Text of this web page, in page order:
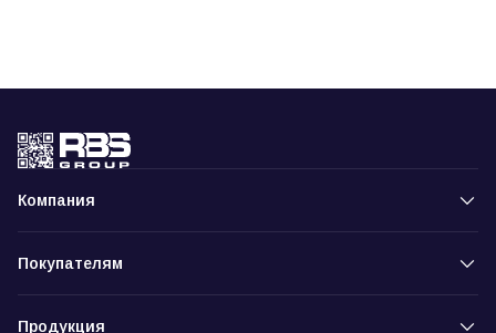
Компания
Покупателям
Продукция